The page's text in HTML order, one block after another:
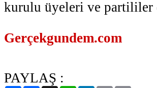
kurulu üyeleri ve partililer
Gerçekgundem.com
PAYLAŞ :